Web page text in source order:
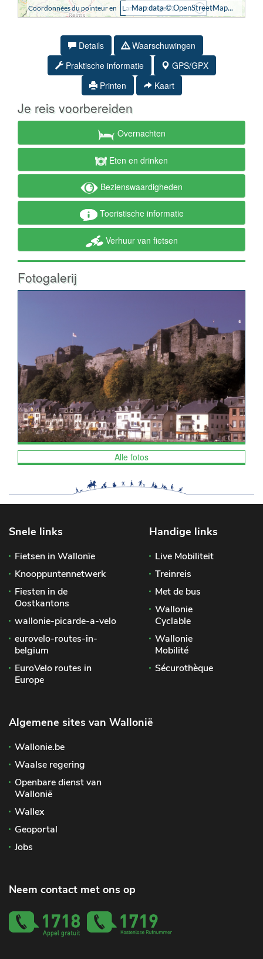
Details
Waarschuwingen
Praktische informatie
GPS/GPX
Printen
Kaart
Je reis voorbereiden
Overnachten
Eten en drinken
Bezienswaardigheden
Toeristische informatie
Verhuur van fietsen
Fotogalerij
Alle fotos
Snele links
Fietsen in Wallonïe
Knooppuntennetwerk
Fiesten in de
Oostkantons
wallonie-picarde-a-velo
eurovelo-routes-in-
belgium
EuroVelo routes in
Europe
Handige links
Live Mobiliteit
Treinreis
Met de bus
Wallonie
Cyclable
Wallonie
Mobilité
Sécurothèque
Algemene sites van Wallonië
Wallonie.be
Waalse regering
Openbare dienst van
Wallonië
Wallex
Geoportal
Jobs
Neem contact met ons op